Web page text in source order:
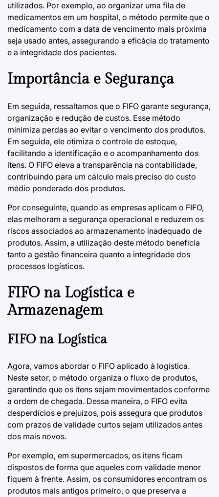
utilizados. Por exemplo, ao organizar uma fila de
medicamentos em um hospital, o método permite que o
medicamento com a data de vencimento mais próxima
seja usado antes, assegurando a eficácia do tratamento
e a integridade dos pacientes.
Importância e Segurança
Em seguida, ressaltamos que o FIFO garante segurança,
organização e redução de custos. Esse método
minimiza perdas ao evitar o vencimento dos produtos.
Em seguida, ele otimiza o controle de estoque,
facilitando a identificação e o acompanhamento dos
itens. O FIFO eleva a transparência na contabilidade,
contribuindo para um cálculo mais preciso do custo
médio ponderado dos produtos.
Por conseguinte, quando as empresas aplicam o FIFO,
elas melhoram a segurança operacional e reduzem os
riscos associados ao armazenamento inadequado de
produtos. Assim, a utilização deste método beneficia
tanto a gestão financeira quanto a integridade dos
processos logísticos.
FIFO na Logística e
Armazenagem
FIFO na Logística
Agora, vamos abordar o FIFO aplicado à logística.
Neste setor, o método organiza o fluxo de produtos,
garantindo que os itens sejam movimentados conforme
a ordem de chegada. Dessa maneira, o FIFO evita
desperdícios e prejuízos, pois assegura que produtos
com prazos de validade curtos sejam utilizados antes
dos mais novos.
Por exemplo, em supermercados, os itens ficam
dispostos de forma que aqueles com validade menor
fiquem à frente. Assim, os consumidores encontram os
produtos mais antigos primeiro, o que preserva a